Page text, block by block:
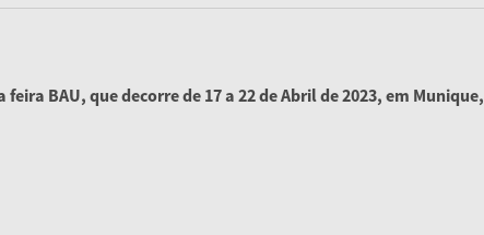
BAU, que decorre de 17 a 22 de Abril de 2023, em Munique,